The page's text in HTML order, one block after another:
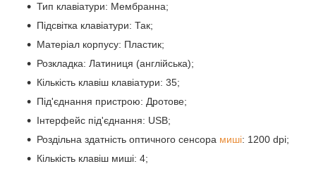
Тип клавіатури: Мембранна;
Підсвітка клавіатури: Так;
Матеріал корпусу: Пластик;
Розкладка: Латиниця (англійська);
Кількість клавіш клавіатури: 35;
Під'єднання пристрою: Дротове;
Інтерфейс під'єднання: USB;
Роздільна здатність оптичного сенсора миші: 1200 dpi;
Кількість клавіш миші: 4;